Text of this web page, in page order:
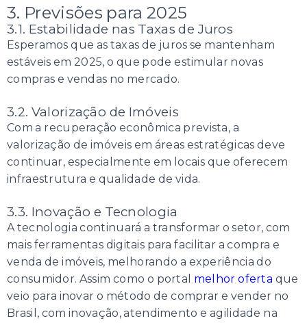
3. Previsões para 2025
3.1. Estabilidade nas Taxas de Juros
Esperamos que as taxas de juros se mantenham
estáveis em 2025, o que pode estimular novas
compras e vendas no mercado.
3.2. Valorização de Imóveis
Com a recuperação econômica prevista, a
valorização de imóveis em áreas estratégicas deve
continuar, especialmente em locais que oferecem
infraestrutura e qualidade de vida.
3.3. Inovação e Tecnologia
A tecnologia continuará a transformar o setor, com
mais ferramentas digitais para facilitar a compra e
venda de imóveis, melhorando a experiência do
consumidor. Assim como o portal melhor oferta que
veio para inovar o método de comprar e vender no
Brasil, com inovação, atendimento e agilidade na